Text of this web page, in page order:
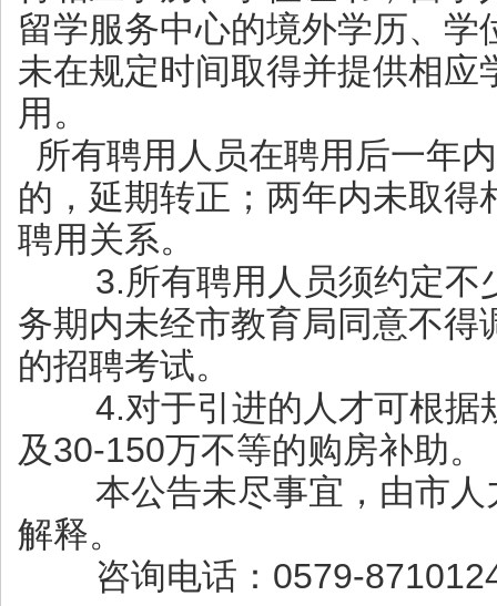
留学服务中心的境外学历、学
未在规定时间取得并提供相应
用。
所有聘用人员在聘用后一年
的，延期转正；两年内未取得
聘用关系。
3.所有聘用人员须约定不
务期内未经市教育局同意不得
的招聘考试。
4.对于引进的人才可根据
及30-150万不等的购房补助。
本公告未尽事宜，由市人
解释。
咨询电话：0579-